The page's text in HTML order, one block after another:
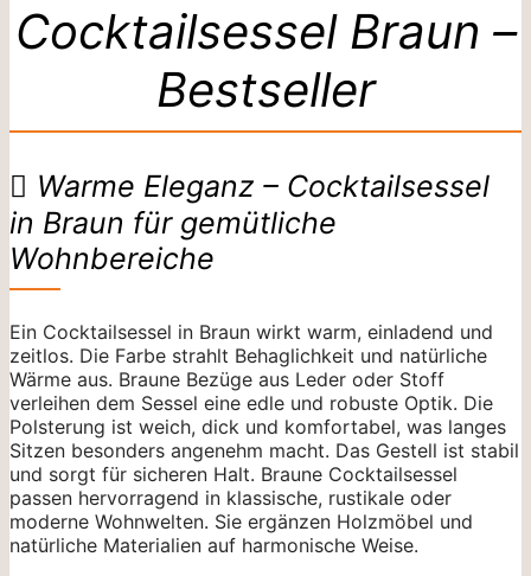
Cocktailsessel Braun –
Bestseller
Warme Eleganz – Cocktailsessel
in Braun für gemütliche
Wohnbereiche
Ein Cocktailsessel in Braun wirkt warm, einladend und
zeitlos. Die Farbe strahlt Behaglichkeit und natürliche
Wärme aus. Braune Bezüge aus Leder oder Stoff
verleihen dem Sessel eine edle und robuste Optik. Die
Polsterung ist weich, dick und komfortabel, was langes
Sitzen besonders angenehm macht. Das Gestell ist stabil
und sorgt für sicheren Halt. Braune Cocktailsessel
passen hervorragend in klassische, rustikale oder
moderne Wohnwelten. Sie ergänzen Holzmöbel und
natürliche Materialien auf harmonische Weise.